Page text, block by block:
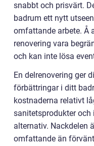
snabbt och prisvärt.
badrum ett nytt
omfattande arbete. Å
renovering vara
och kan inte lösa
En delrenovering ger
förbättringar i ditt
kostnaderna relativt
sanitetsprodukter och
alternativ. Nackdelen
omfattande än